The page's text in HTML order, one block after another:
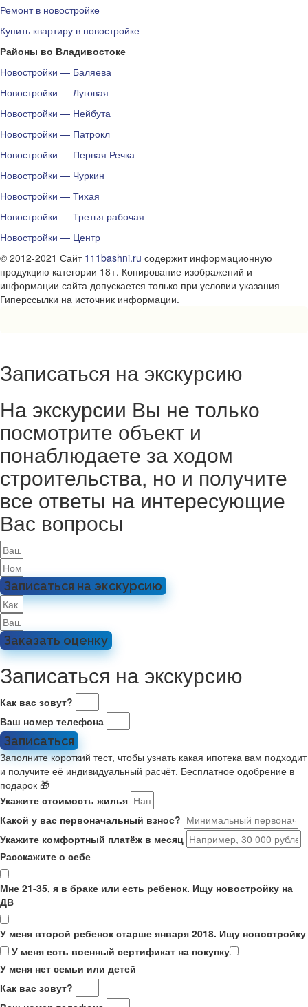
Ремонт в новостройке
Купить квартиру в новостройке
Районы во Владивостоке
Новостройки — Баляева
Новостройки — Луговая
Новостройки — Нейбута
Новостройки — Патрокл
Новостройки — Первая Речка
Новостройки — Чуркин
Новостройки — Тихая
Новостройки — Третья рабочая
Новостройки — Центр
© 2012-2021 Сайт 111bashni.ru содержит информационную
продукцию категории 18+. Копирование изображений и
информации сайта допускается только при условии указания
Гиперссылки на источник информации.
Записаться на экскурсию
На экскурсии Вы не только
посмотрите объект и
понаблюдаете за ходом
строительства, но и получите
все ответы на интересующие
Вас вопросы
Записаться на экскурсию
Заказать оценку
Записаться на экскурсию
Как вас зовут?
Ваш номер телефона
Записаться
Заполните короткий тест, чтобы узнать какая ипотека вам подходит
и получите её индивидуальный расчёт. Бесплатное одобрение в
подарок 🎁
Укажите стоимость жилья
Какой у вас первоначальный взнос?
Укажите комфортный платёж в месяц
Расскажите о себе
Мне 21-35, я в браке или есть ребенок. Ищу новостройку на
ДВ
У меня второй ребенок старше января 2018. Ищу новостройку
У меня есть военный сертификат на покупку
У меня нет семьи или детей
Как вас зовут?